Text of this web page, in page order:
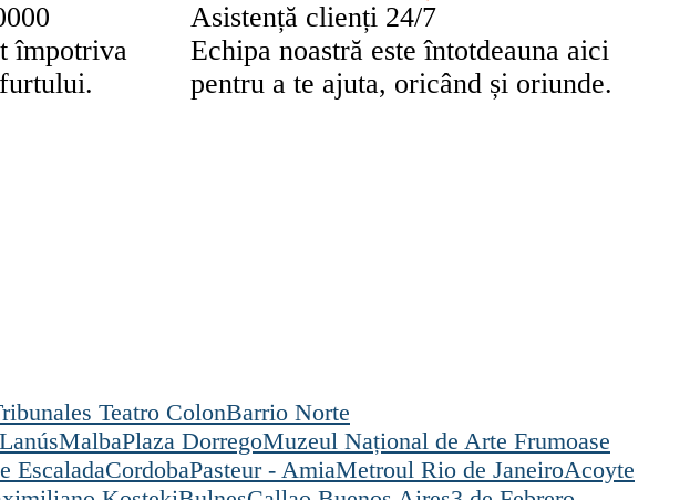
împotriva
Asistență clienți 24/7
Echipa noastră este întotdeauna aici
pentru a te ajuta, oricând și oriunde.
Teatro ColonBarrio Norte
LanúsMalbaPlaza DorregoMuzeul Național de Arte Frumoase
EscaladaCordobaPasteur - AmiaMetroul Rio de JaneiroAcoyte